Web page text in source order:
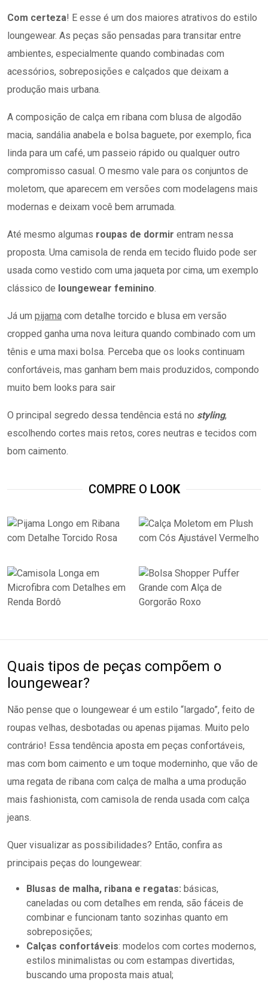
Com certeza! E esse é um dos maiores atrativos do estilo
loungewear. As peças são pensadas para transitar entre
ambientes, especialmente quando combinadas com
acessórios, sobreposições e calçados que deixam a
produção mais urbana.
A composição de calça em ribana com blusa de algodão
macia, sandália anabela e bolsa baguete, por exemplo, fica
linda para um café, um passeio rápido ou qualquer outro
compromisso casual. O mesmo vale para os conjuntos de
moletom, que aparecem em versões com modelagens mais
modernas e deixam você bem arrumada.
Até mesmo algumas roupas de dormir entram nessa
proposta. Uma camisola de renda em tecido fluido pode ser
usada como vestido com uma jaqueta por cima, um exemplo
clássico de loungewear feminino.
Já um pijama com detalhe torcido e blusa em versão
cropped ganha uma nova leitura quando combinado com um
tênis e uma maxi bolsa. Perceba que os looks continuam
confortáveis, mas ganham bem mais produzidos, compondo
muito bem looks para sair
O principal segredo dessa tendência está no styling,
escolhendo cortes mais retos, cores neutras e tecidos com
bom caimento.
COMPRE O LOOK
Quais tipos de peças compõem o
loungewear?
Não pense que o loungewear é um estilo “largado”, feito de
roupas velhas, desbotadas ou apenas pijamas. Muito pelo
contrário! Essa tendência aposta em peças confortáveis,
mas com bom caimento e um toque moderninho, que vão de
uma regata de ribana com calça de malha a uma produção
mais fashionista, com camisola de renda usada com calça
jeans.
Quer visualizar as possibilidades? Então, confira as
principais peças do loungewear:
Blusas de malha, ribana e regatas: básicas,
caneladas ou com detalhes em renda, são fáceis de
combinar e funcionam tanto sozinhas quanto em
sobreposições;
Calças confortáveis: modelos com cortes modernos,
estilos minimalistas ou com estampas divertidas,
buscando uma proposta mais atual;